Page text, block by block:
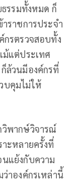
ธรรมทั้งหมด ก็
ราชการประจำ
กรตรวจสอบทั้ง
ม้แต่ประเทศ
ล้วนมีองค์กรที่
บคุมไม่ให้
วิพากษ์วิจารณ์
ะหลายครั้งที่
นแย้งกับความ
าองค์กรเหล่านี้